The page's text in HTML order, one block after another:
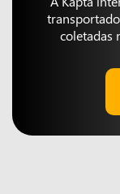
coletadas